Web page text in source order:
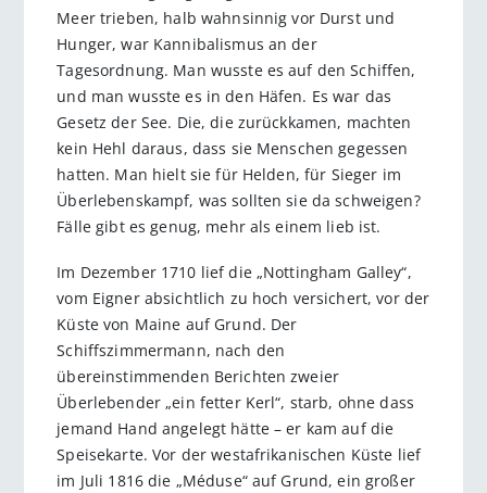
Meer trieben, halb wahnsinnig vor Durst und
Hunger, war Kannibalismus an der
Tagesordnung. Man wusste es auf den Schiffen,
und man wusste es in den Häfen. Es war das
Gesetz der See. Die, die zurückkamen, machten
kein Hehl daraus, dass sie Menschen gegessen
hatten. Man hielt sie für Helden, für Sieger im
Überlebenskampf, was sollten sie da schweigen?
Fälle gibt es genug, mehr als einem lieb ist.
Im Dezember 1710 lief die „Nottingham Galley“,
vom Eigner absichtlich zu hoch versichert, vor der
Küste von Maine auf Grund. Der
Schiffszimmermann, nach den
übereinstimmenden Berichten zweier
Überlebender „ein fetter Kerl“, starb, ohne dass
jemand Hand angelegt hätte – er kam auf die
Speisekarte. Vor der westafrikanischen Küste lief
im Juli 1816 die „Méduse“ auf Grund, ein großer